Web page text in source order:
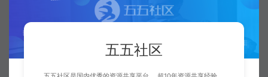
五五社区 生成海报 复制本文链接
五五社区